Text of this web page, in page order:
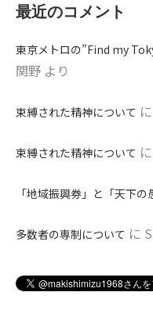
最近のコメント
東京メトロの”Find my
関野 より
束縛された精神について に
束縛された精神について に
「地域振興券」と「天下
多数者の専制について に